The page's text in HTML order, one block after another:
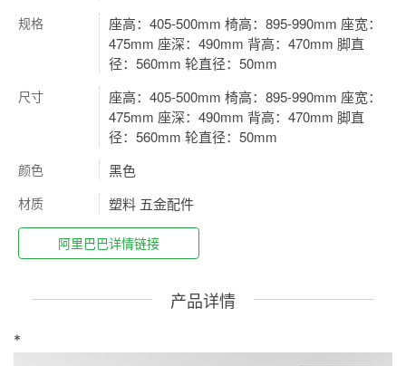
规格
座高：405-500mm 椅高：895-990mm 座宽：
475mm 座深：490mm 背高：470mm 脚直
径：560mm 轮直径：50mm
尺寸
座高：405-500mm 椅高：895-990mm 座宽：
475mm 座深：490mm 背高：470mm 脚直
径：560mm 轮直径：50mm
颜色 黑色
材质 塑料 五金配件
阿里巴巴详情链接
产品详情
*